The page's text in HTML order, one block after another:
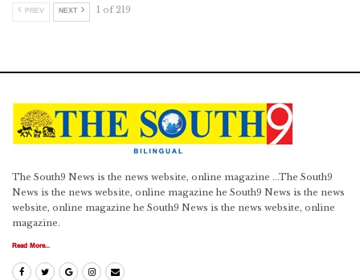
PREV NEXT 1 of 219
The South9 News is the news website, online magazine ...The South9
News is the news website, online magazine he South9 News is the news
website, online magazine he South9 News is the news website, online
magazine.
Read More...